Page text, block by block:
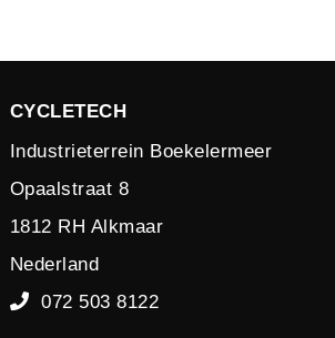
CYCLETECH
Industrieterrein Boekelermeer
Opaalstraat 8
1812 RH Alkmaar
Nederland
072 503 8122